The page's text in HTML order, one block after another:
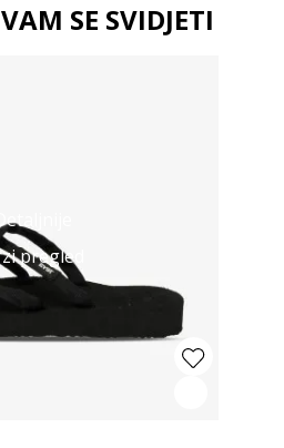
SE SVIDJETI
Detaljnije
pregled